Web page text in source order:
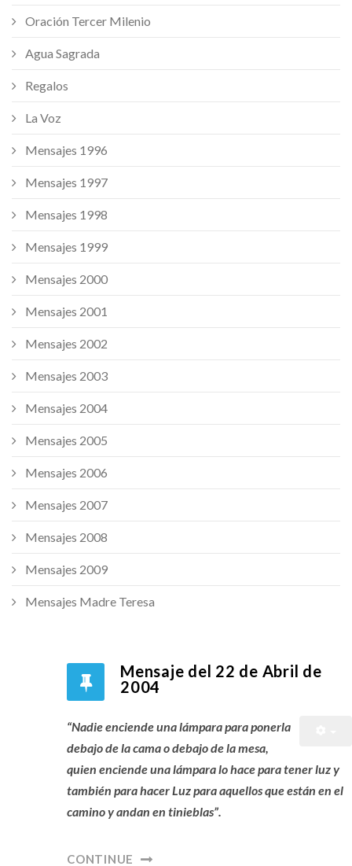
Oración Tercer Milenio
Agua Sagrada
Regalos
La Voz
Mensajes 1996
Mensajes 1997
Mensajes 1998
Mensajes 1999
Mensajes 2000
Mensajes 2001
Mensajes 2002
Mensajes 2003
Mensajes 2004
Mensajes 2005
Mensajes 2006
Mensajes 2007
Mensajes 2008
Mensajes 2009
Mensajes Madre Teresa
Mensaje del 22 de Abril de
2004
“Nadie enciende una lámpara para ponerla
debajo de la cama o debajo de la mesa,
quien enciende una lámpara lo hace para tener luz y
también para hacer Luz para aquellos que están en el
camino y andan en tinieblas”.
CONTINUE